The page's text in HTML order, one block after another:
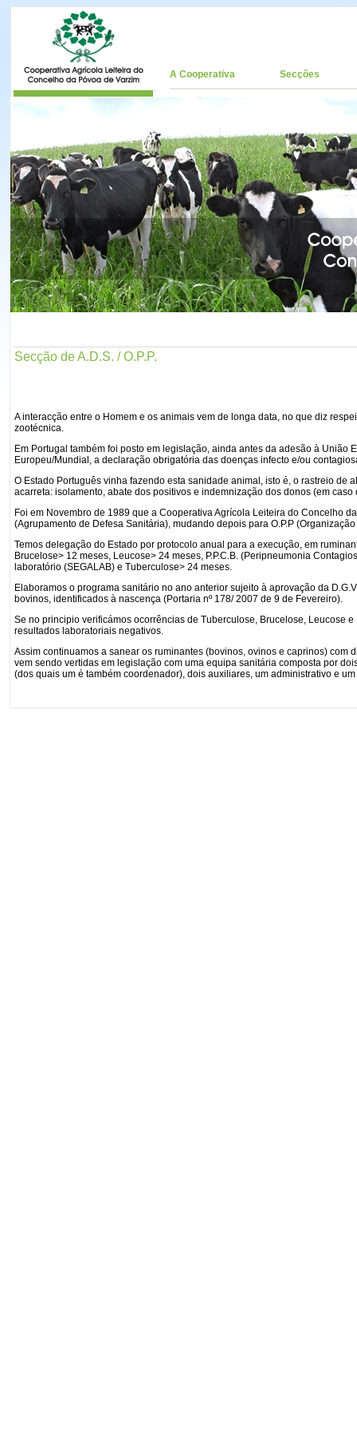
A Cooperativa Secções
Secção de A.D.S. / O.P.P.
A interacção entre o Homem e os animais vem de longa data, no que diz
zootécnica.
Em Portugal também foi posto em legislação, ainda antes da adesão à União
Europeu/Mundial, a declaração obrigatória das doenças infecto e/ou
O Estado Português vinha fazendo esta sanidade animal, isto é, o rastreio de
acarreta: isolamento, abate dos positivos e indemnização dos donos (em caso
Foi em Novembro de 1989 que a Cooperativa Agrícola Leiteira do Concelho
(Agrupamento de Defesa Sanitária), mudando depois para O.P.P
Temos delegação do Estado por protocolo anual para a execução, em
Brucelose> 12 meses, Leucose> 24 meses, P.P.C.B. (Peripneumonia
laboratório (SEGALAB) e Tuberculose> 24 meses.
Elaboramos o programa sanitário no ano anterior sujeito à aprovação da
bovinos, identificados à nascença (Portaria nº 178/ 2007 de 9 de Fevereiro).
Se no principio verificámos ocorrências de Tuberculose, Brucelose, Leucose
resultados laboratoriais negativos.
Assim continuamos a sanear os ruminantes (bovinos, ovinos e caprinos) com
vem sendo vertidas em legislação com uma equipa sanitária composta por
(dos quais um é também coordenador), dois auxiliares, um administrativo e